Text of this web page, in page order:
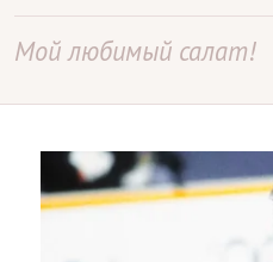
Мой любимый салат!